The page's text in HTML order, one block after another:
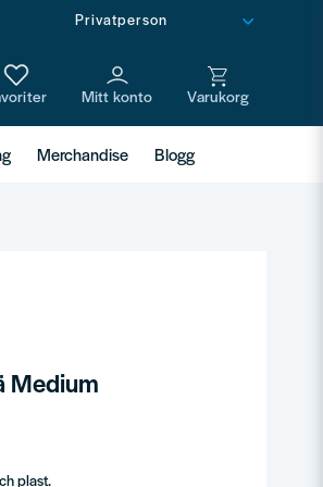
Merchandise Blogg
Medium
plast.